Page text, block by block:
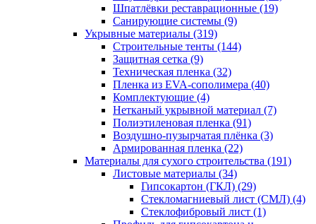
Шпатлёвки реставрационные (19)
Санирующие системы (9)
Укрывные материалы (319)
Строительные тенты (144)
Защитная сетка (9)
Техническая пленка (32)
Пленка из EVA-сополимера (40)
Комплектующие (4)
Нетканый укрывной материал (7)
Полиэтиленовая пленка (91)
Воздушно-пузырчатая плёнка (3)
Армированная пленка (22)
Материалы для сухого строительства (191)
Листовые материалы (34)
Гипсокартон (ГКЛ) (29)
Стекломагниевый лист (СМЛ) (4)
Cтеклофибровый лист (1)